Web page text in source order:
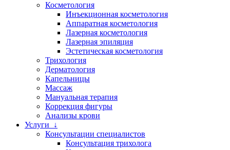
Косметология
Инъекционная косметология
Аппаратная косметология
Лазерная косметология
Лазерная эпиляция
Эстетическая косметология
Трихология
Дерматология
Капельницы
Массаж
Мануальная терапия
Коррекция фигуры
Анализы крови
Услуги ↓
Консультации специалистов
Консультация трихолога